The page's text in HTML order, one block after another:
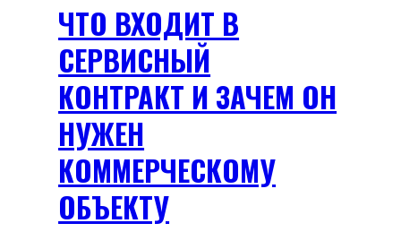
ЧТО ВХОДИТ В
СЕРВИСНЫЙ
КОНТРАКТ И ЗАЧЕМ ОН
НУЖЕН
КОММЕРЧЕСКОМУ
ОБЪЕКТУ